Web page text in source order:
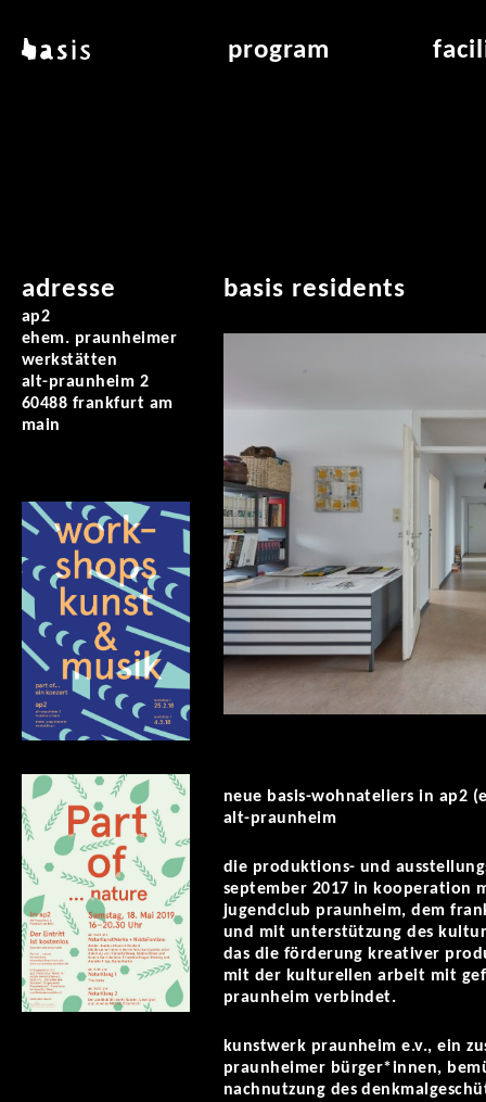
basis program
adresse
ap2
ehem. praunheimer
werkstätten
alt-praunheim 2
60488 frankfurt am
main
basis residents
neue basis-wohnateliers in ap2
alt-praunheim
die produktions- und
september 2017 in kooperation
jugendclub praunheim, dem
und mit unterstützung des
das die förderung kreativer
mit der kulturellen arbeit mit
praunheim verbindet.
kunstwerk praunheim e.v., ein
praunheimer bürger*innen,
nachnutzung des